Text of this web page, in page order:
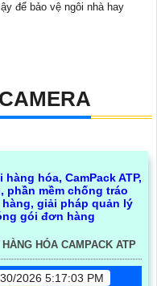
để bảo vệ ngôi nhà hay
HÓA CAMPACK ATP
2026 5:17:03 PM